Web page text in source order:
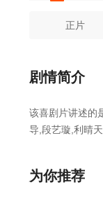
正片
剧情简介
该喜剧片讲述的
导,段艺璇,利晴
为你推荐